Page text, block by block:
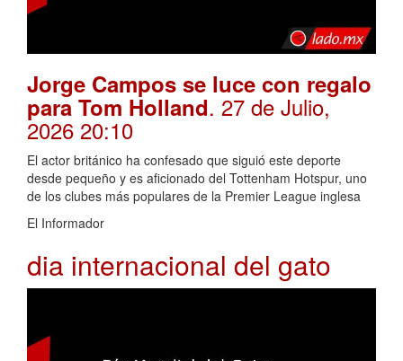
Jorge Campos se luce con regalo
para Tom Holland. 27 de Julio,
2026 20:10
El actor británico ha confesado que siguió este deporte
desde pequeño y es aficionado del Tottenham Hotspur, uno
de los clubes más populares de la Premier League inglesa
El Informador
dia internacional del gato